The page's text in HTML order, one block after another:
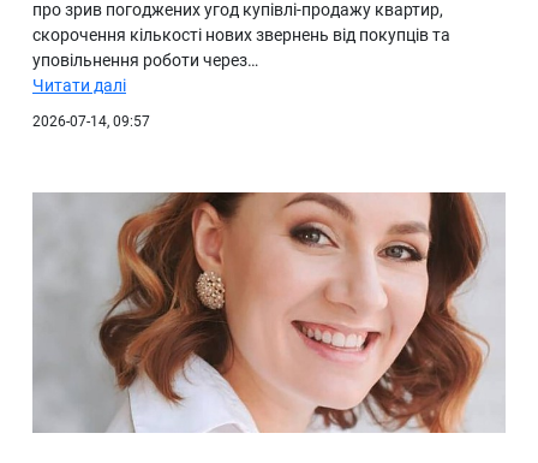
про зрив погоджених угод купівлі-продажу квартир,
скорочення кількості нових звернень від покупців та
уповільнення роботи через…
Читати далі
2026-07-14, 09:57